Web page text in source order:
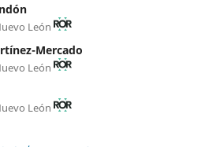
León
Mercado
León
León